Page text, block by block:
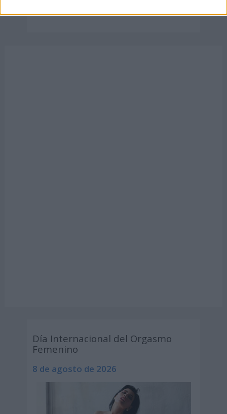
Día Internacional del Orgasmo
Femenino
8 de agosto de 2026